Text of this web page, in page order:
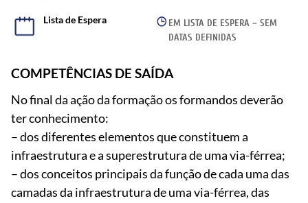
Lista de Espera
EM LISTA DE ESPERA – SEM
DATAS DEFINIDAS
COMPETÊNCIAS DE SAÍDA
No final da ação da formação os formandos deverão
ter conhecimento:
– dos diferentes elementos que constituem a
infraestrutura e a superestrutura de uma via-férrea;
– dos conceitos principais da função de cada uma das
camadas da infraestrutura de uma via-férrea, das